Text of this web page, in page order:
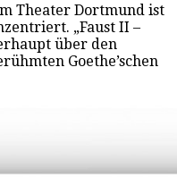
Theater Dortmund ist
„Faust II –
über den
Goethe’schen